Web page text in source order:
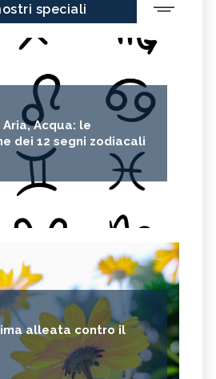
speciali
Acqua: le
dei 12 segni zodiacali
alleata contro il